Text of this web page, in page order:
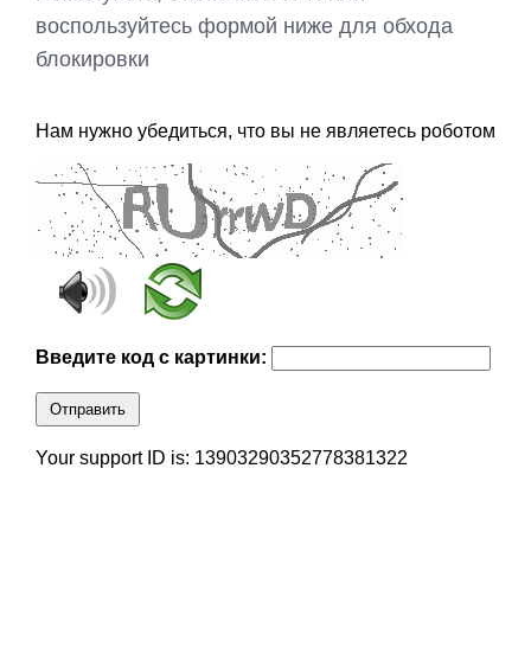
воспользуйтесь формой ниже для обхода
блокировки
Нам нужно убедиться, что вы не являетесь роботом
Введите код с картинки:
Отправить
Your support ID is: 13903290352778381322